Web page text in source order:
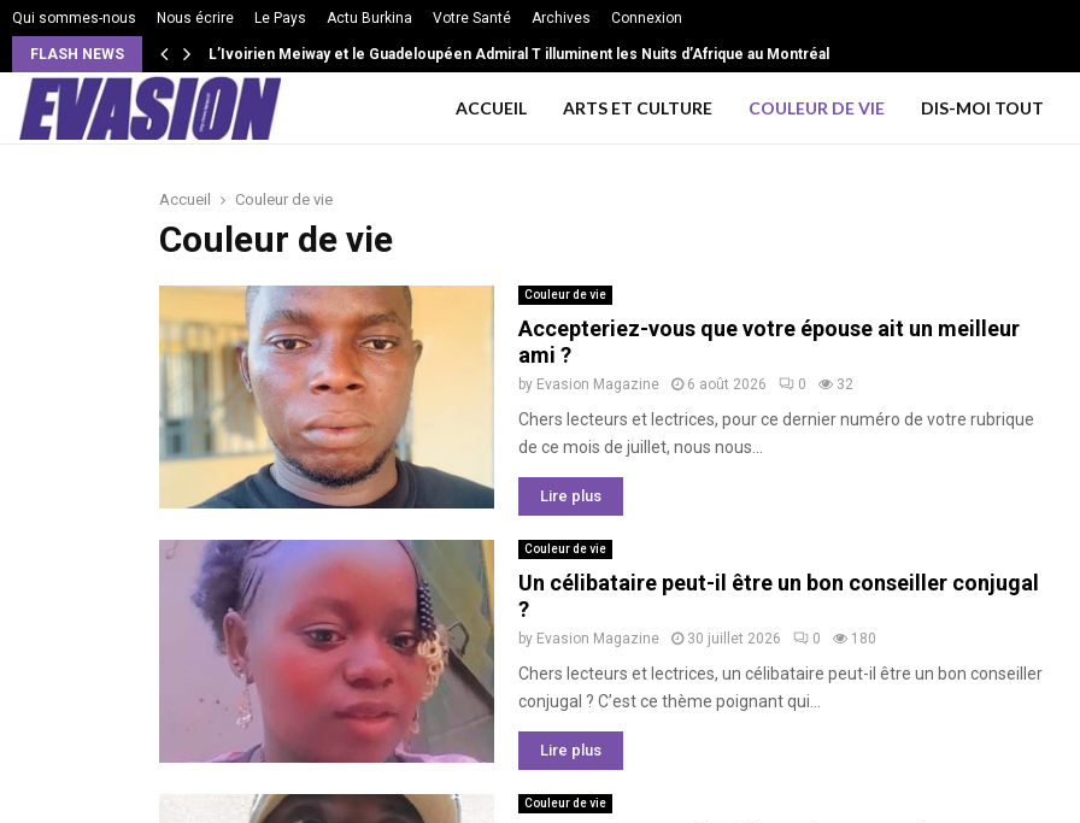
Qui sommes-nous Nous écrire Le Pays Actu Burkina Votre Santé Archives Connexion
FLASH NEWS L’Ivoirien Meiway et le Guadeloupéen Admiral T illuminent les Nuits d’Afrique au Montréal
ACCUEIL ARTS ET CULTURE COULEUR DE VIE DIS-MOI TOUT
Accueil Couleur de vie
Couleur de vie
Couleur de vie
Accepteriez-vous que votre épouse ait un meilleur
ami ?
by Evasion Magazine 6 août 2026 0 32
Chers lecteurs et lectrices, pour ce dernier numéro de votre rubrique
de ce mois de juillet, nous nous...
Lire plus
Couleur de vie
Un célibataire peut-il être un bon conseiller conjugal
?
by Evasion Magazine 30 juillet 2026 0 180
Chers lecteurs et lectrices, un célibataire peut-il être un bon conseiller
conjugal ? C’est ce thème poignant qui...
Lire plus
Couleur de vie